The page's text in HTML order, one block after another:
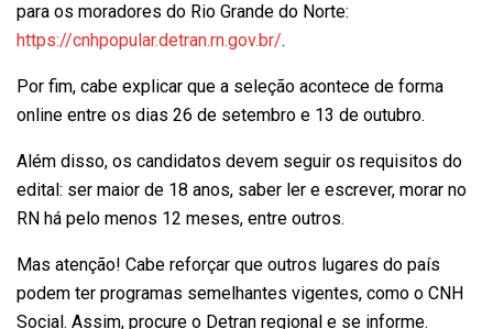
para os moradores do Rio Grande do Norte:
https://cnhpopular.detran.rn.gov.br/.
Por fim, cabe explicar que a seleção acontece de forma
online entre os dias 26 de setembro e 13 de outubro.
Além disso, os candidatos devem seguir os requisitos do
edital: ser maior de 18 anos, saber ler e escrever, morar no
RN há pelo menos 12 meses, entre outros.
Mas atenção! Cabe reforçar que outros lugares do país
podem ter programas semelhantes vigentes, como o CNH
Social. Assim, procure o Detran regional e se informe.